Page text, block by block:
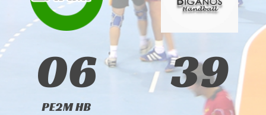
06 39
PE2M HB